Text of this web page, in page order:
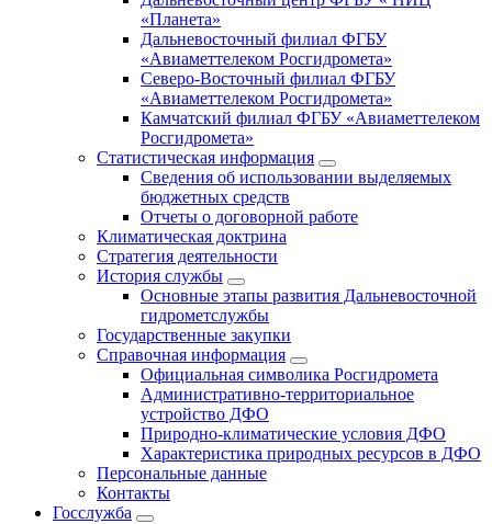
«Планета»
Дальневосточный филиал ФГБУ
«Авиаметтелеком Росгидромета»
Северо-Восточный филиал ФГБУ
«Авиаметтелеком Росгидромета»
Камчатский филиал ФГБУ «Авиаметтелеком
Росгидромета»
Статистическая информация
Сведения об использовании выделяемых
бюджетных средств
Отчеты о договорной работе
Климатическая доктрина
Стратегия деятельности
История службы
Основные этапы развития Дальневосточной
гидрометслужбы
Государственные закупки
Справочная информация
Официальная символика Росгидромета
Административно-территориальное
устройство ДФО
Природно-климатические условия ДФО
Характеристика природных ресурсов в ДФО
Персональные данные
Контакты
Госслужба